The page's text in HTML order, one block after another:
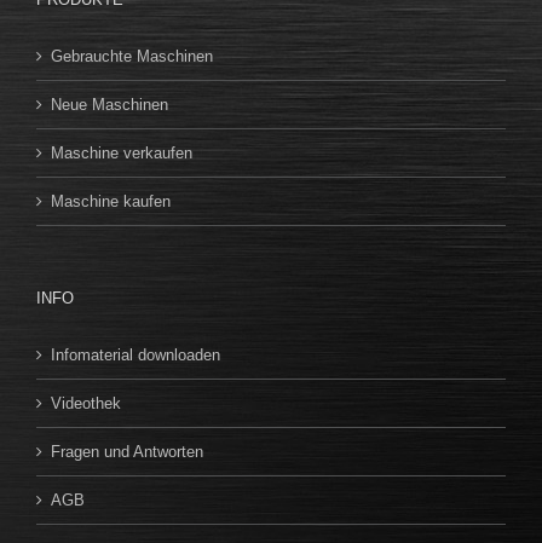
Gebrauchte Maschinen
Neue Maschinen
Maschine verkaufen
Maschine kaufen
INFO
Infomaterial downloaden
Videothek
Fragen und Antworten
AGB